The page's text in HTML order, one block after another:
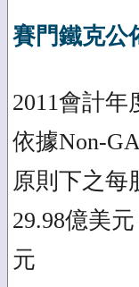
賽門鐵克公
2011會計
依據Non-
原則下之每
29.98億美
元